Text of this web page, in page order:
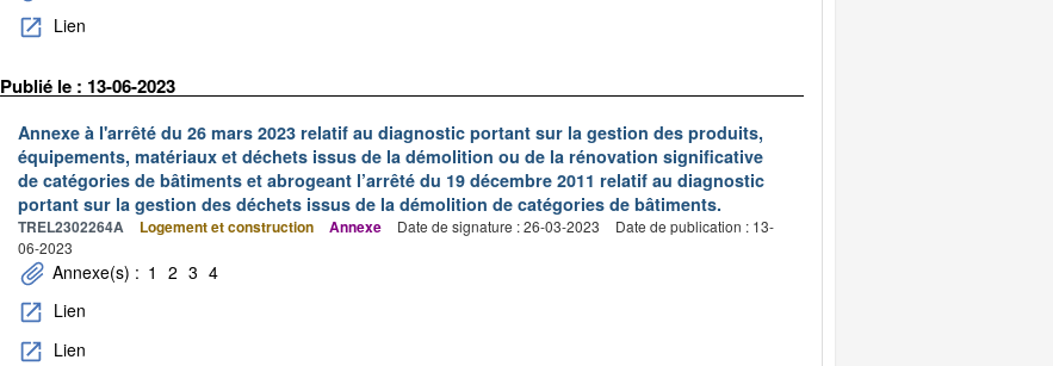
Lien
Publié le : 13-06-2023
Annexe à l'arrêté du 26 mars 2023 relatif au diagnostic portant sur la gestion des produits,
équipements, matériaux et déchets issus de la démolition ou de la rénovation significative
de catégories de bâtiments et abrogeant l’arrêté du 19 décembre 2011 relatif au diagnostic
portant sur la gestion des déchets issus de la démolition de catégories de bâtiments.
TREL2302264A Logement et construction Annexe Date de signature : 26-03-2023
Date de publication : 13-
06-2023
Annexe(s) : 1 2 3 4
Lien
Lien